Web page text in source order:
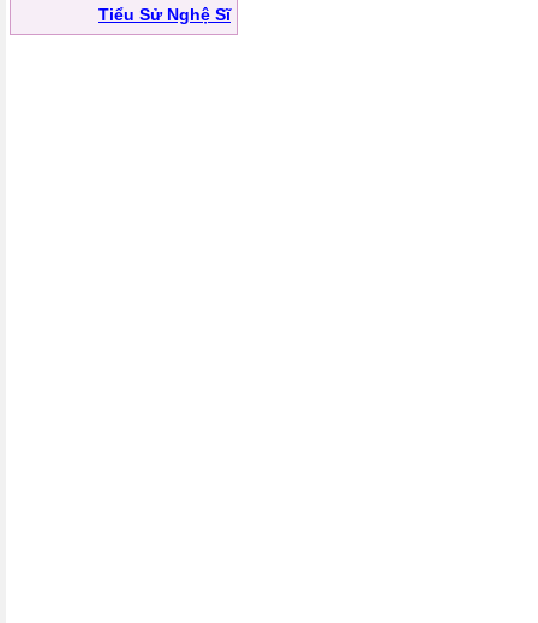
Tiểu Sử Nghệ Sĩ